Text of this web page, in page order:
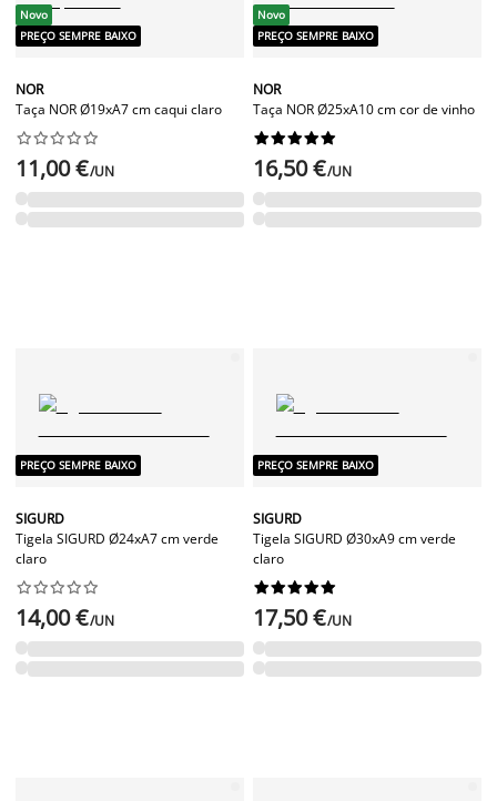
Novo
PREÇO SEMPRE BAIXO
NOR
Taça NOR Ø19xA7 cm caqui claro






11,00 €/UN
Novo
PREÇO SEMPRE BAIXO
NOR
Taça NOR Ø25xA10 cm cor de vinho






16,50 €/UN
PREÇO SEMPRE BAIXO
SIGURD
Tigela SIGURD Ø24xA7 cm verde
claro






14,00 €/UN
PREÇO SEMPRE BAIXO
SIGURD
Tigela SIGURD Ø30xA9 cm verde
claro






17,50 €/UN